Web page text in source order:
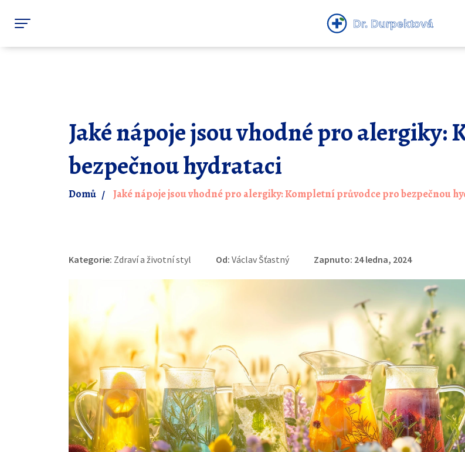
Jaké nápoje jsou vhodné pro alergiky:
bezpečnou hydrataci
Domů Jaké nápoje jsou vhodné pro alergiky: Kompletní průvodce pro bezpečnou
Kategorie: Zdraví a životní styl Od: Václav Šťastný Zapnuto: 24 ledna, 2024